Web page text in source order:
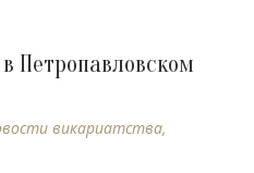
Петропавловском
викариатства,